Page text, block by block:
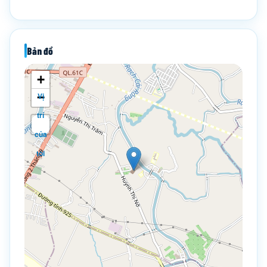
Bản đồ
+
−
Vị
trí
của
tôi